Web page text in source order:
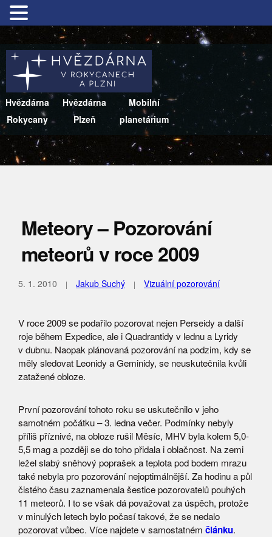
Hvězdárna
Rokycany
Hvězdárna
Plzeň
Mobilní
planetárium
Meteory – Pozorování
meteorů v roce 2009
5. 1. 2010 Jakub Suchý Vizuální pozorování
V roce 2009 se podařilo pozorovat nejen Perseidy a další
roje během Expedice, ale i Quadrantidy v lednu a Lyridy
v dubnu. Naopak plánovaná pozorování na podzim, kdy se
měly sledovat Leonidy a Geminidy, se neuskutečnila kvůli
zatažené obloze.
První pozorování tohoto roku se uskutečnilo v jeho
samotném počátku – 3. ledna večer. Podmínky nebyly
příliš příznivé, na obloze rušil Měsíc, MHV byla kolem 5,0-
5,5 mag a později se do toho přidala i oblačnost. Na zemi
ležel slabý sněhový poprašek a teplota pod bodem mrazu
také nebyla pro pozorování nejoptimálnější. Za hodinu a půl
čistého času zaznamenala šestice pozorovatelů pouhých
11 meteorů. I to se však dá považovat za úspěch, protože
v minulých letech bylo počasí takové, že se nedalo
pozorovat vůbec. Více najdete v samostatném článku.